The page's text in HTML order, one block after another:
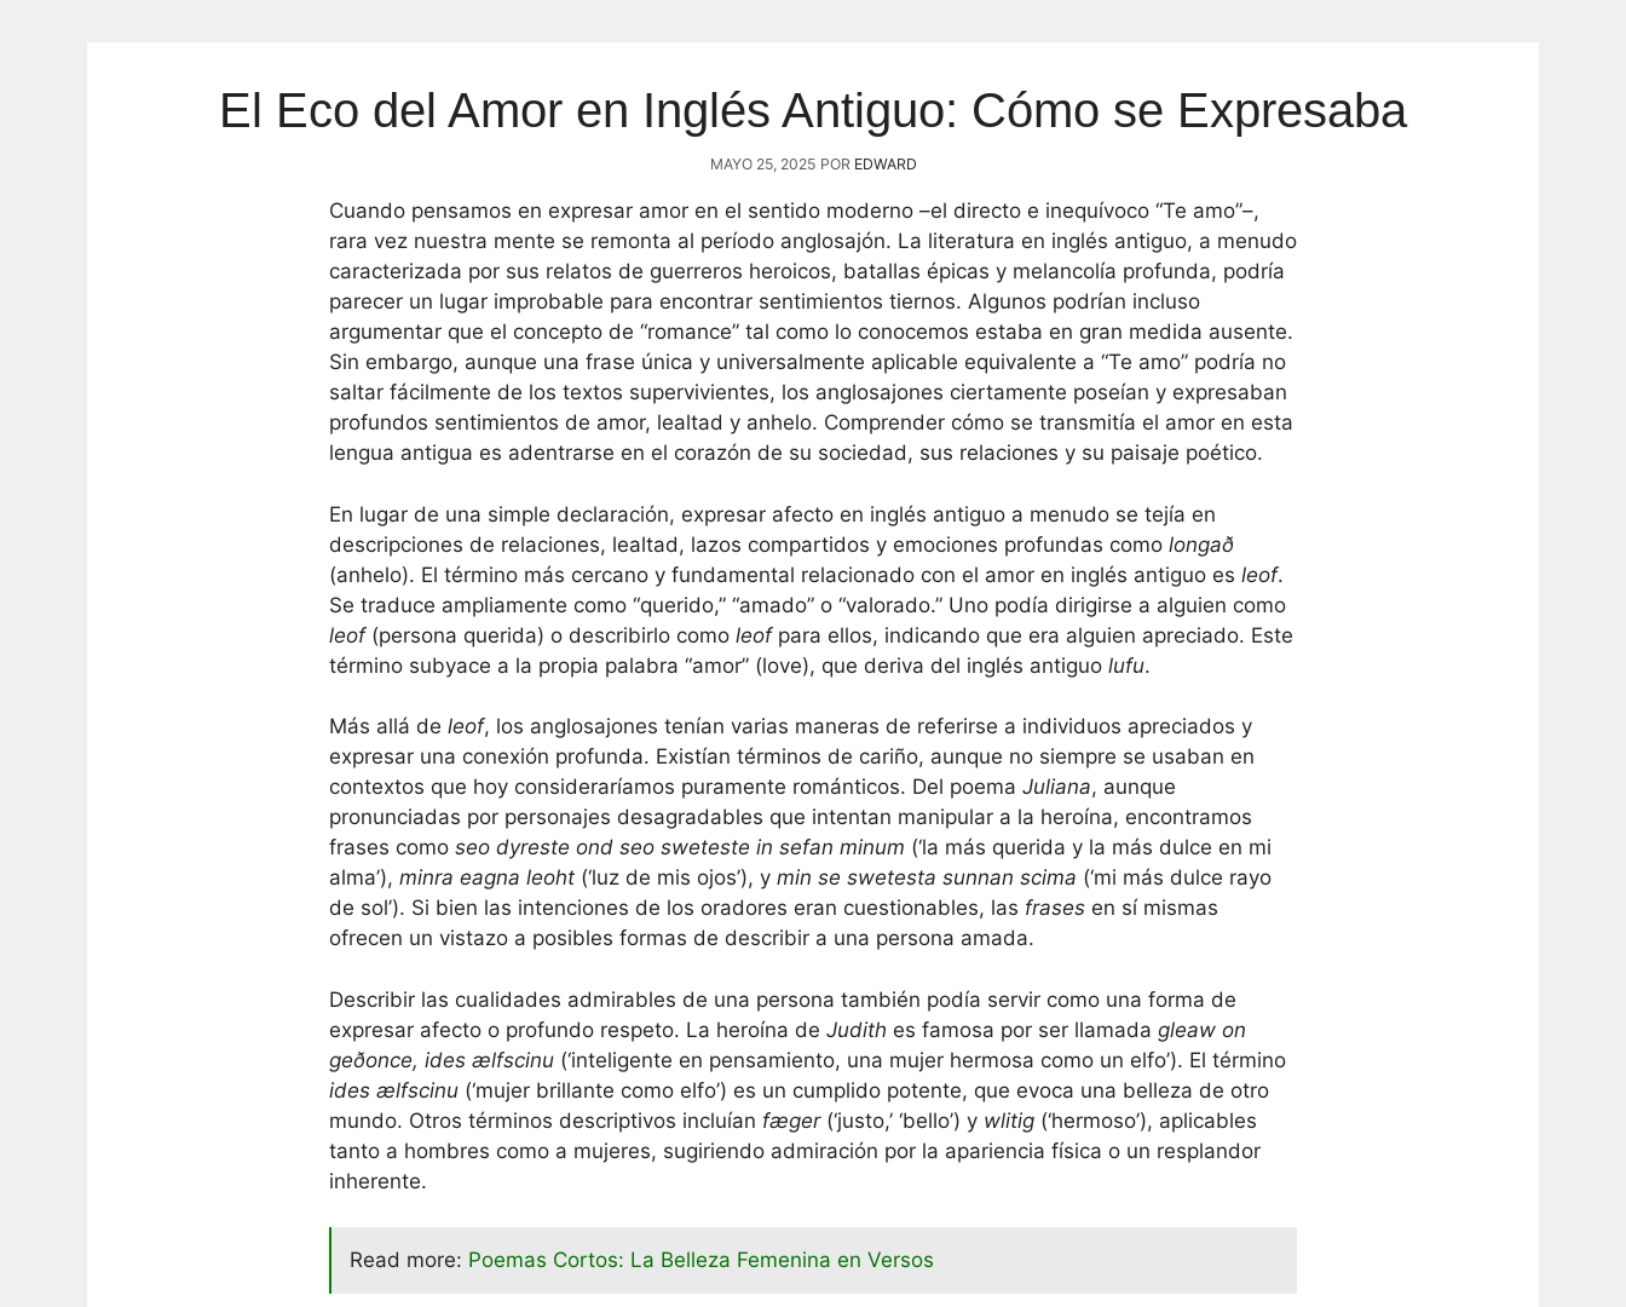
El Eco del Amor en Inglés Antiguo: Cómo se Expresaba
MAYO 25, 2025 POR EDWARD
Cuando pensamos en expresar amor en el sentido moderno –el directo e inequívoco “Te amo”–,
rara vez nuestra mente se remonta al período anglosajón. La literatura en inglés antiguo, a menudo
caracterizada por sus relatos de guerreros heroicos, batallas épicas y melancolía profunda, podría
parecer un lugar improbable para encontrar sentimientos tiernos. Algunos podrían incluso
argumentar que el concepto de “romance” tal como lo conocemos estaba en gran medida ausente.
Sin embargo, aunque una frase única y universalmente aplicable equivalente a “Te amo” podría no
saltar fácilmente de los textos supervivientes, los anglosajones ciertamente poseían y expresaban
profundos sentimientos de amor, lealtad y anhelo. Comprender cómo se transmitía el amor en esta
lengua antigua es adentrarse en el corazón de su sociedad, sus relaciones y su paisaje poético.
En lugar de una simple declaración, expresar afecto en inglés antiguo a menudo se tejía en
descripciones de relaciones, lealtad, lazos compartidos y emociones profundas como longað
(anhelo). El término más cercano y fundamental relacionado con el amor en inglés antiguo es leof.
Se traduce ampliamente como “querido,” “amado” o “valorado.” Uno podía dirigirse a alguien como
leof(persona querida) o describirlo como leofpara ellos, indicando que era alguien apreciado. Este
término subyace a la propia palabra “amor” (love), que deriva del inglés antiguo lufu.
Más allá de leof, los anglosajones tenían varias maneras de referirse a individuos apreciados y
expresar una conexión profunda. Existían términos de cariño, aunque no siempre se usaban en
contextos que hoy consideraríamos puramente románticos. Del poema Juliana, aunque
pronunciadas por personajes desagradables que intentan manipular a la heroína, encontramos
frases como seo dyreste ond seo sweteste in sefan minum (‘la más querida y la más dulce en mi
alma’), minra eagna leoht (‘luz de mis ojos’), y min se swetesta sunnan scima (‘mi más dulce rayo
de sol’). Si bien las intenciones de los oradores eran cuestionables, las frases en sí mismas
ofrecen un vistazo a posibles formas de describir a una persona amada.
Describir las cualidades admirables de una persona también podía servir como una forma de
expresar afecto o profundo respeto. La heroína de Judith es famosa por ser llamada gleaw on
geðonce, ides ælfscinu (‘inteligente en pensamiento, una mujer hermosa como un elfo’). El término
ides ælfscinu (‘mujer brillante como elfo’) es un cumplido potente, que evoca una belleza de otro
mundo. Otros términos descriptivos incluían fæger(‘justo,’ ‘bello’) y wlitig (‘hermoso’), aplicables
tanto a hombres como a mujeres, sugiriendo admiración por la apariencia física o un resplandor
inherente.
Read more: Poemas Cortos: La Belleza Femenina en Versos